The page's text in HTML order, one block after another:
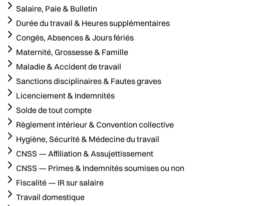
Salaire, Paie & Bulletin
Durée du travail & Heures supplémentaires
Congés, Absences & Jours fériés
Maternité, Grossesse & Famille
Maladie & Accident de travail
Sanctions disciplinaires & Fautes graves
Licenciement & Indemnités
Solde de tout compte
Règlement intérieur & Convention collective
Hygiène, Sécurité & Médecine du travail
CNSS — Affiliation & Assujettissement
CNSS — Primes & Indemnités soumises ou non
Fiscalité — IR sur salaire
Travail domestique